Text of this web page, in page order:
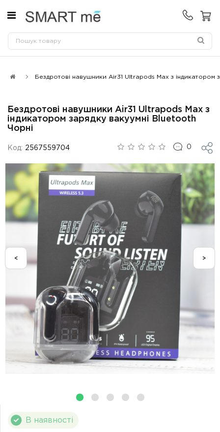
Бездротові навушники Air31 Ultrapods Max з індикатором
Бездротові навушники Air31 Ultrapods Max з
індикатором зарядку вакуумні Bluetooth
Чорні
Код: 2567559704 0
< >
В наявності